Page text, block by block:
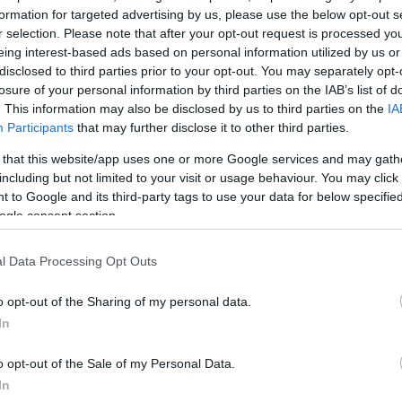
for targeted advertising by us, please use the below opt-out
selection. Please note that after your opt-out request is processed
interest-based ads based on personal information utilized by us
to third parties prior to your opt-out. You may separately
of your personal information by third parties on the IAB’s list of
This information may also be disclosed by us to third parties on the
Participants that may further disclose it to other third parties.
that this website/app uses one or more Google services and may
but not limited to your visit or usage behaviour. You may
to Google and its third-party tags to use your data for below
consent section.
Data Processing Opt Outs
opt-out of the Sharing of my personal data.
opt-out of the Sale of my Personal Data.
και 2.964.402 μετοχές, αντιστοίχως. Τη
σημείωσαν η ΔΕΗ με 46,17 εκατ. ευρώ
ευρώ. Ανοδικά κινήθηκαν 42 μετοχές, 69 πτωτικά
ΔΙΑΦΗΜΙΣΗ